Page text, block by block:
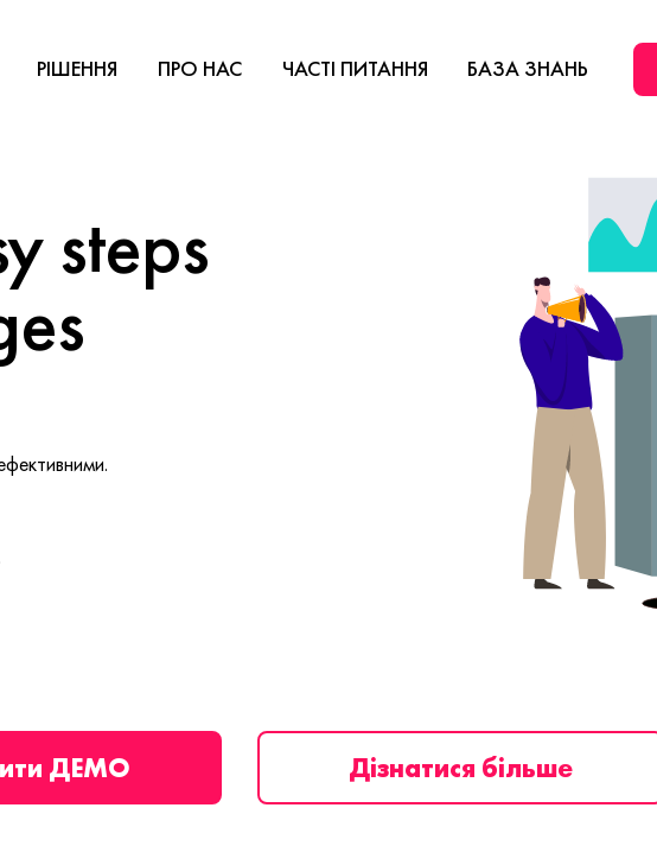
РІШЕННЯ ПРО НАС ЧАСТІ ПИТАННЯ БАЗА ЗНАНЬ
steps
ДЕМО Дізнатися більше